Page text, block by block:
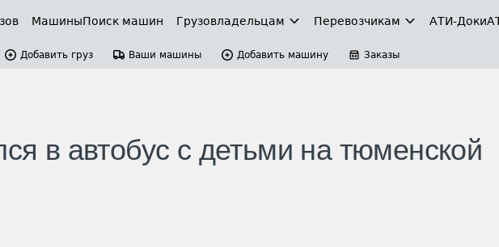
МашиныПоиск машин Грузовладельцам Перевозчикам АТИ-Доки
Добавить груз Ваши машины Добавить машину Заказы
в автобус с детьми на тюменской